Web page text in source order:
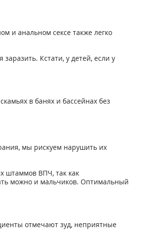
и анальном сексе также легко
Кстати, у детей, если у
в банях и бассейнах без
мы рискуем нарушить их
штаммов ВПЧ, так как
можно и мальчиков. Оптимальный
отмечают зуд, неприятные